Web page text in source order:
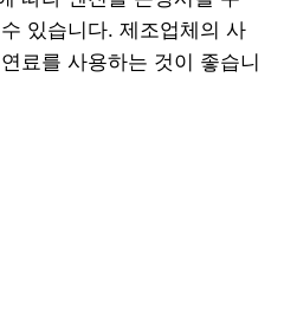
있습니다. 제조업체의 사
료를 사용하는 것이 좋습니